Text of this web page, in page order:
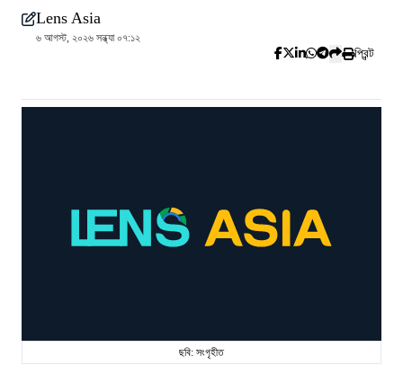
Lens Asia
৬ আগস্ট, ২০২৬ সন্ধ্যা ০৭:১২
প্রিন্ট
ছবি: সংগৃহীত